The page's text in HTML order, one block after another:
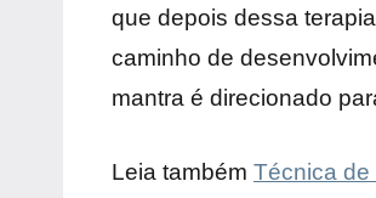
que depois dessa
caminho de
mantra é direcionado
Leia também Técnica de